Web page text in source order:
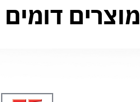
מוצרים דומים